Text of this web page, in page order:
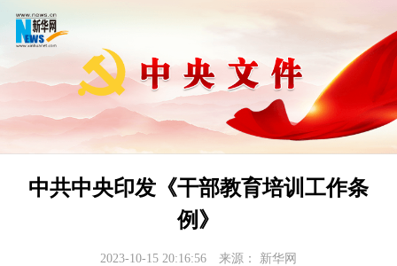
中共中央印发《干部教育培训工作条
例》
2023-10-15 20:16:56 来源： 新华网